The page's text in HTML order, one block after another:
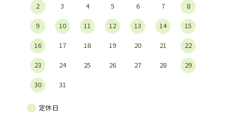
2 3 4 5 6 7 8
9 10 11 12 13 14 15
16 17 18 19 20 21 22
23 24 25 26 27 28 29
30 31
定休日